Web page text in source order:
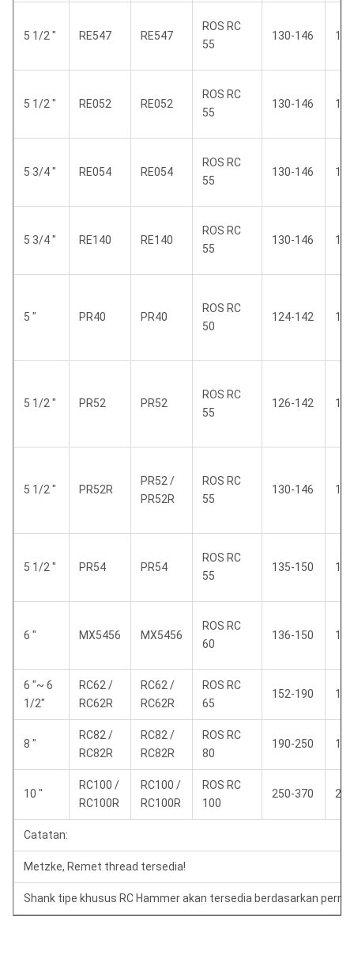
5 1/2 " RE547 RE547
ROS RC
55
130-146
5 1/2 " RE052 RE052
ROS RC
55
130-146
5 3/4 " RE054 RE054
ROS RC
55
130-146
5 3/4 " RE140 RE140
ROS RC
55
130-146
5 " PR40 PR40
ROS RC
50
124-142
5 1/2 " PR52 PR52
ROS RC
55
126-142 121
5 1/2 " PR52R
PR52 /
PR52R
ROS RC
55
130-146 124
5 1/2 " PR54 PR54
ROS RC
55
135-150 130
6 " MX5456 MX5456
ROS RC
60
136-150 132
6 "~ 6
1/2"
RC62 /
RC62R
RC62 /
RC62R
ROS RC
65
152-190 146
8 "
RC82 /
RC82R
RC82 /
RC82R
ROS RC
80
190-250 180
10 "
RC100 /
RC100R
RC100 /
RC100R
ROS RC
100
250-370 240
Catatan:
Metzke, Remet thread tersedia!
Shank tipe khusus RC Hammer akan tersedia berdasarkan